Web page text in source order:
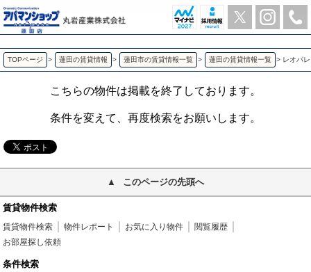
レオパレスボヌール 蓮田の1K賃貸アパート | アパマンショップ蓮田店-丸岩産業株式会社-
TOPページ > 蓮田の賃貸情報 > 蓮田市の賃貸情報一覧 > 蓮田の賃貸情報一覧 > レオパ
こちらの物件は掲載を終了しております。
条件を変えて、再度検索をお願いします。
このページの先頭へ
賃貸物件検索
賃貸物件検索 物件レポート お気に入り物件
閲覧履歴
お部屋探し依頼
条件検索